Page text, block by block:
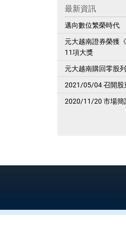
最新資訊
邁向數位繁榮時代
元大越南證券榮獲
11項大獎
元大越南購回零股
2021/05/04 召開股
2020/11/20 市場簡